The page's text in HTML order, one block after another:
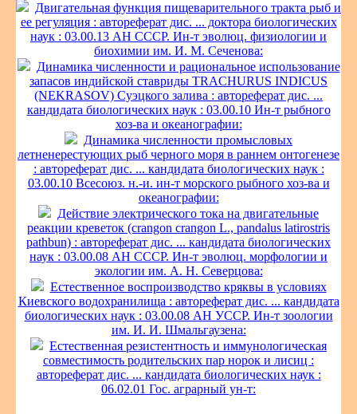
Двигательная функция пищеварительного тракта рыб и
ее регуляция : автореферат дис. ... доктора биологических
наук : 03.00.13 АН СССР. Ин-т эволюц. физиологии и
биохимии им. И. М. Сеченова:
Динамика численности и рациональное использование
запасов индийской ставриды TRACHURUS INDICUS
(NEKRASOV) Суэцкого залива : автореферат дис. ...
кандидата биологических наук : 03.00.10 Ин-т рыбного
хоз-ва и океанографии:
Динамика численности промысловых
летненерестующих рыб черного моря в раннем онтогенезе
: автореферат дис. ... кандидата биологических наук :
03.00.10 Всесоюз. н.-и. ин-т морского рыбного хоз-ва и
океанографии:
Действие электрического тока на двигательные
реакции креветок (crangon crangon L., pandalus latirostris
pathbun) : автореферат дис. ... кандидата биологических
наук : 03.00.08 АН СССР. Ин-т эволюц. морфологии и
экологии им. А. Н. Северцова:
Естественное воспроизводство кряквы в условиях
Киевского водохранилища : автореферат дис. ... кандидата
биологических наук : 03.00.08 АН УССР. Ин-т зоологии
им. И. И. Шмальгаузена:
Естественная резистентность и иммунологическая
совместимость родительских пар норок и лисиц :
автореферат дис. ... кандидата биологических наук :
06.02.01 Гос. аграрный ун-т: